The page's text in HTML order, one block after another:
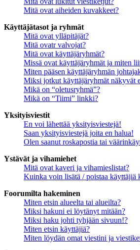
Mitä ovat aiheiden kuvakkeet?
Käyttäjätasot ja ryhmät
Mitä ovat ylläpitäjät?
Mitä ovatr valvojat?
Mitä ovat käyttäjäryhmät?
Missä ovat käyttäjäryhmät ja miten
Miten pääsen käyttäjäryhmän
Miksi jotkut käyttäjäryhmät näkyvät
Mikä on “oletusryhmä”?
Mikä on “Tiimi” linkki?
Yksityisviestit
En voi lähettää yksityisviestejä!
Saan yksityisviestejä joita en halua!
Olen saanut roskapostia tai
Ystävät ja vihamiehet
Mitä ovat kaveri ja vihamieslistat?
Kuinka voin lisätä / poistaa käyttäjiä
Foorumilta hakeminen
Miten etsin alueelta tai alueilta?
Miksi hakuni ei löytänyt mitään?
Miksi haku johti tyhjään sivuun!?
Miten etsin käyttäjiä?
Miten löydän omat viestini ja